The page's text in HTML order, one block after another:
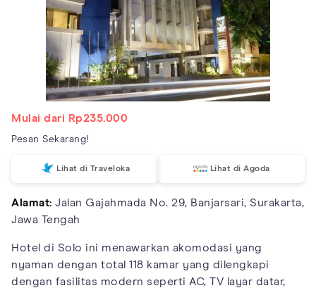
Mulai dari Rp235.000
Pesan Sekarang!
Lihat di Traveloka Lihat di Agoda
Alamat: Jalan Gajahmada No. 29, Banjarsari, Surakarta,
Jawa Tengah
Hotel di Solo ini menawarkan akomodasi yang
nyaman dengan total 118 kamar yang dilengkapi
dengan fasilitas modern seperti AC, TV layar datar,